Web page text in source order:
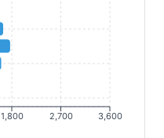
1,800 2,700 3,600